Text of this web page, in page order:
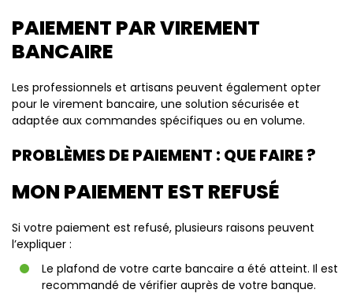
PAIEMENT PAR VIREMENT
BANCAIRE
Les professionnels et artisans peuvent également opter
pour le virement bancaire, une solution sécurisée et
adaptée aux commandes spécifiques ou en volume.
PROBLÈMES DE PAIEMENT : QUE FAIRE ?
MON PAIEMENT EST REFUSÉ
Si votre paiement est refusé, plusieurs raisons peuvent
l’expliquer :
Le plafond de votre carte bancaire a été atteint. Il est
recommandé de vérifier auprès de votre banque.